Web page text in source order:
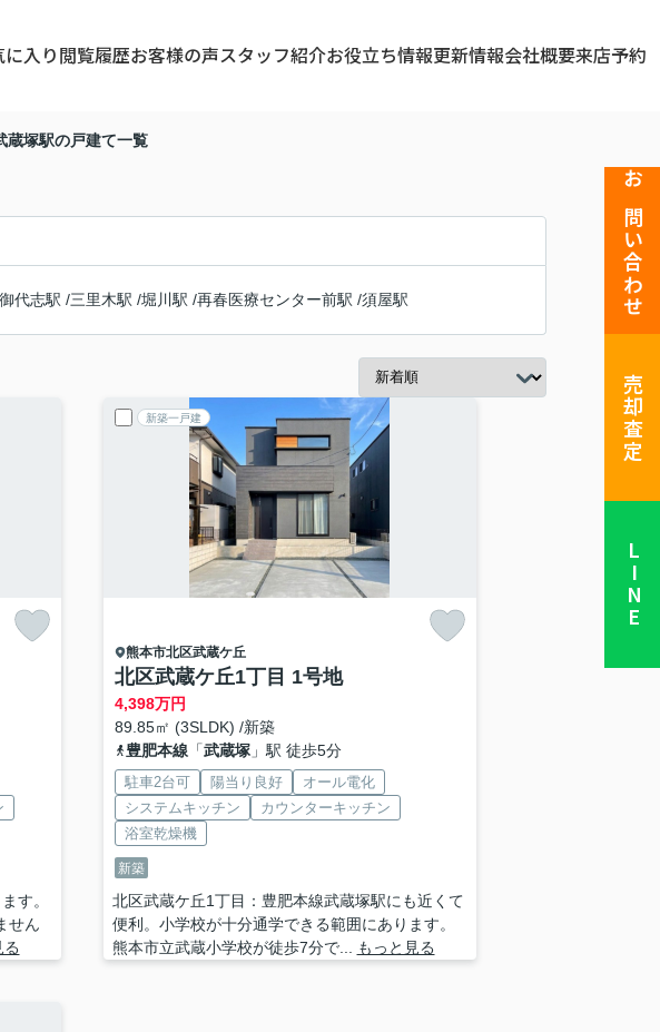
入り閲覧履歴お客様の声スタッフ紹介お役立ち情報更新情報会社概要来店予約
お問い合わせ
売却査定
LINE
蔵塚駅の戸建て一覧
御代志駅 /三里木駅 /堀川駅 /再春医療センター前駅 /須屋駅
す。
せん
る
新築一戸建
熊本市北区武蔵ケ丘
北区武蔵ケ丘1丁目 1号地
4,398万円
89.85㎡ (3SLDK) /新築
豊肥本線「武蔵塚」駅 徒歩5分
駐車2台可 陽当り良好
オール電化
システムキッチン
カウンターキッチン
浴室乾燥機
新築
北区武蔵ケ丘1丁目：豊肥本線武蔵塚駅にも近くて
便利。小学校が十分通学できる範囲にあります。
熊本市立武蔵小学校が徒歩7分で...
もっと見る